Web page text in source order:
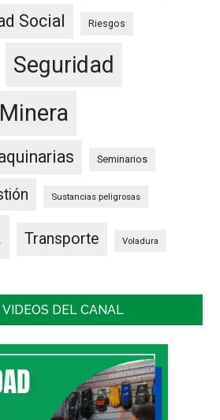
Social Riesgos
Seguridad
Seminarios
Sustancias peligrosas
Transporte Voladura
DEL CANAL